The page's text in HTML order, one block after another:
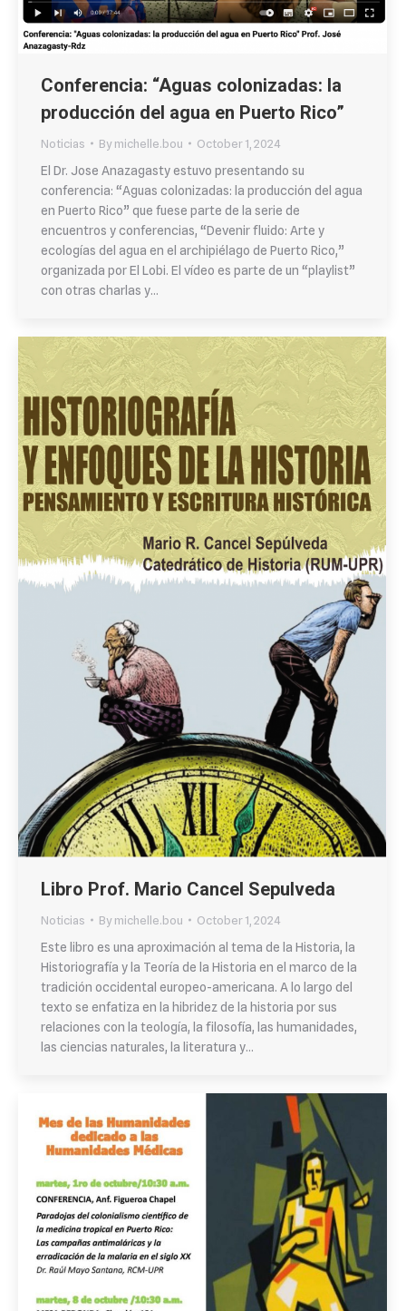
Conferencia: “Aguas colonizadas: la
producción del agua en Puerto Rico”
Noticias Bymichelle.bou
October 1, 2024
El Dr. Jose Anazagasty estuvo presentando su
conferencia: “Aguas colonizadas: la producción del agua
en Puerto Rico” que fuese parte de la serie de
encuentros y conferencias, “Devenir fluido: Arte y
ecologías del agua en el archipiélago de Puerto Rico,”
organizada por El Lobi. El vídeo es parte de un “playlist”
con otras charlas y…
Libro Prof. Mario Cancel Sepulveda
Noticias Bymichelle.bou
October 1, 2024
Este libro es una aproximación al tema de la Historia, la
Historiografía y la Teoría de la Historia en el marco de la
tradición occidental europeo-americana. A lo largo del
texto se enfatiza en la hibridez de la historia por sus
relaciones con la teología, la filosofía, las humanidades,
las ciencias naturales, la literatura y…